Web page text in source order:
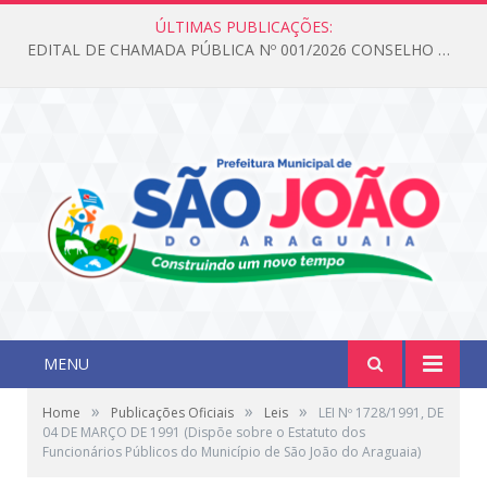
ÚLTIMAS PUBLICAÇÕES:
EDITAL DE CHAMADA PÚBLICA Nº 001/2026 CONSELHO DOS DIREITOS DA CRIANÇA E DO ADOLESCENTE
MENU
Home » Publicações Oficiais » Leis »
LEI Nº 1728/1991, DE
04 DE MARÇO DE 1991 (Dispõe sobre o Estatuto dos
Funcionários Públicos do Município de São João do Araguaia)